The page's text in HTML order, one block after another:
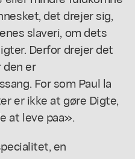
det drejer sig,
slaveri, om dets
Derfor drejer det
den er
For som Paul la
er ikke at gøre Digte,
at leve paa».
en